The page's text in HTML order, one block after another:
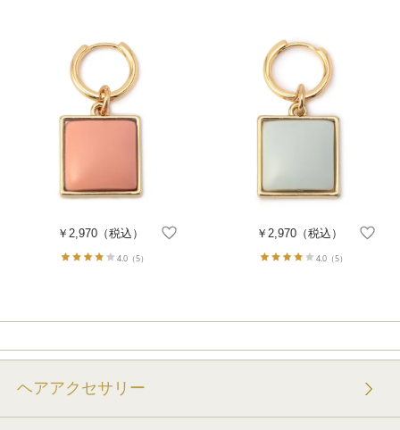
￥2,970 （税込）
4.0 （5）
￥2,970（税込）
4.0（5）
ヘアアクセサリー